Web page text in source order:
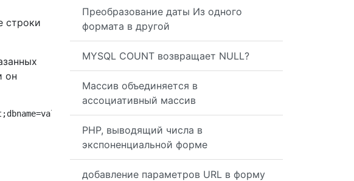
Преобразование даты Из одного
формата в другой
MYSQL COUNT возвращает NULL?
Массив объединяется в
ассоциативный массив
PHP, выводящий числа в
экспоненциальной форме
добавление параметров URL в форму
строки
он
"test", "test"); $db-